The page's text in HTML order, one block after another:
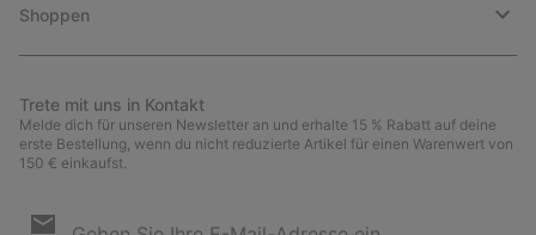
Shoppen
Trete mit uns in Kontakt
Melde dich für unseren Newsletter an und erhalte 15 % Rabatt auf deine
erste Bestellung, wenn du nicht reduzierte Artikel für einen Warenwert von
150 € einkaufst.
Anmeldung